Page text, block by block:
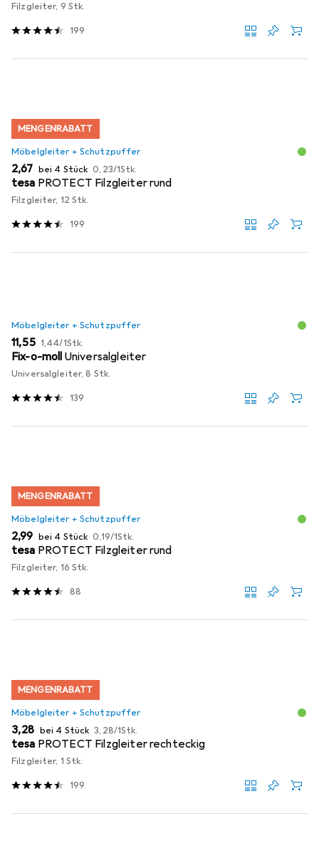
Filzgleiter, 9 Stk.
199
MENGENRABATT
Möbelgleiter + Schutzpuffer
EUR
2,67 bei 4 Stück EUR
0,23/1Stk.
tesa PROTECT Filzgleiter rund
Filzgleiter, 12 Stk.
199
Möbelgleiter + Schutzpuffer
EUR
11,55 EUR
1,44/1Stk.
Fix-o-moll Universalgleiter
Universalgleiter, 8 Stk.
139
MENGENRABATT
Möbelgleiter + Schutzpuffer
EUR
2,99 bei 4 Stück EUR
0,19/1Stk.
tesa PROTECT Filzgleiter rund
Filzgleiter, 16 Stk.
88
MENGENRABATT
Möbelgleiter + Schutzpuffer
EUR
3,28 bei 4 Stück EUR
3,28/1Stk.
tesa PROTECT Filzgleiter rechteckig
Filzgleiter, 1 Stk.
199